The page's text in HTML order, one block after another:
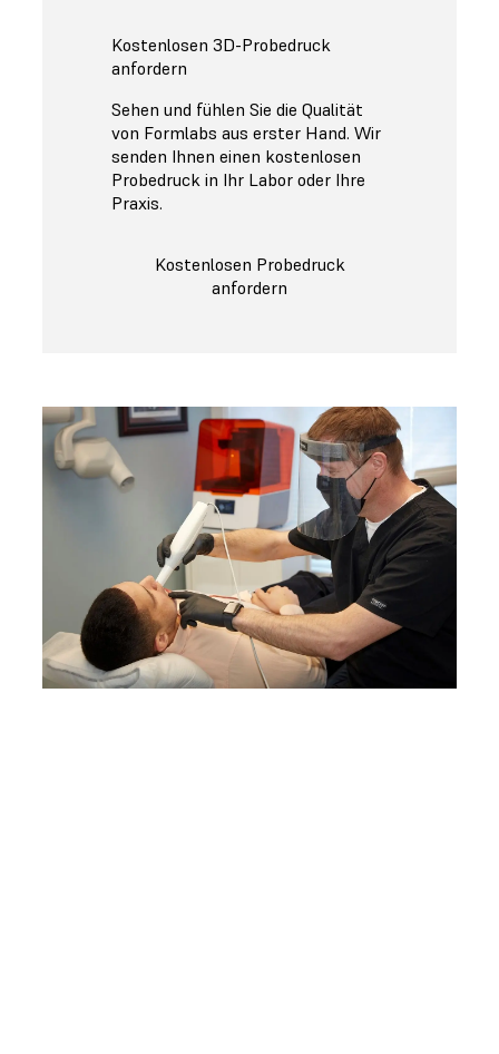
Kostenlosen 3D-Probedruck
anfordern
Sehen und fühlen Sie die Qualität
von Formlabs aus erster Hand. Wir
senden Ihnen einen kostenlosen
Probedruck in Ihr Labor oder Ihre
Praxis.
Kostenlosen Probedruck
anfordern